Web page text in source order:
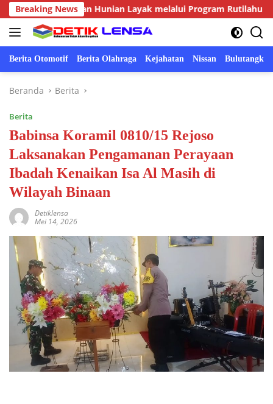
Langsung
ke
konten
Breaking News
Wujudkan Hunian Layak melalui Program Rutilahu
Berita Otomotif Berita Olahraga Kejahatan Nissan Bulutangkis
Beranda Berita
Berita
Babinsa Koramil 0810/15 Rejoso
Laksanakan Pengamanan Perayaan
Ibadah Kenaikan Isa Al Masih di
Wilayah Binaan
Detiklensa
Mei 14, 2026